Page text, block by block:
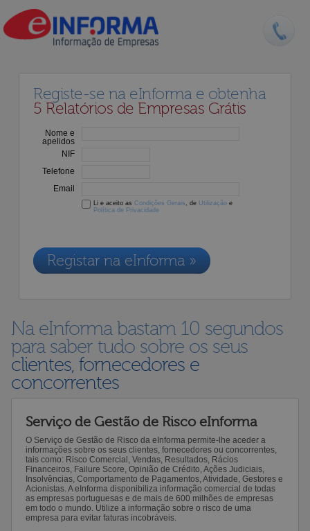
Registe-se na eInforma e obtenha
5 Relatórios de Empresas Grátis
Nome e
apelidos
NIF
Telefone
Email
Li e aceito as Condições Gerais , de Utilização e
Política de Privacidade
Registar na eInforma »
Na eInforma bastam 10 segundos
para saber tudo sobre os seus
clientes, fornecedores e
concorrentes
Serviço de Gestão de Risco eInforma
O Serviço de Gestão de Risco da eInforma permite-lhe aceder a
informações sobre os seus clientes, fornecedores ou concorrentes,
tais como: Risco Comercial, Vendas, Resultados, Rácios
Financeiros, Failure Score, Opinião de Crédito, Ações Judiciais,
Insolvências, Comportamento de Pagamentos, Atividade, Gestores e
Acionistas. A eInforma disponibiliza informação comercial de todas
as empresas portuguesas e de mais de 600 milhões de empresas
em todo o mundo. Utilize a informação sobre o risco de uma
empresa para evitar faturas incobráveis.